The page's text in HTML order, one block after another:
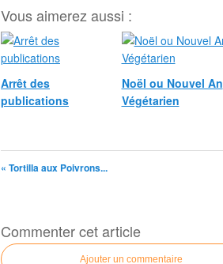
Vous aimerez aussi :
Arrêt des
publications
Noël ou Nouvel An
Végétarien
« Tortilla aux Poivrons...
Commenter cet article
Ajouter un commentaire